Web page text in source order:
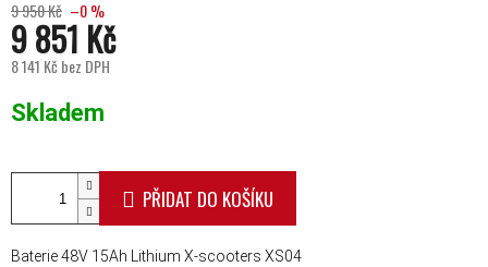
9 950 Kč –0 %
9 851 Kč
8 141 Kč bez DPH
Skladem
PŘIDAT DO KOŠÍKU
Baterie 48V 15Ah Lithium X-scooters XS04